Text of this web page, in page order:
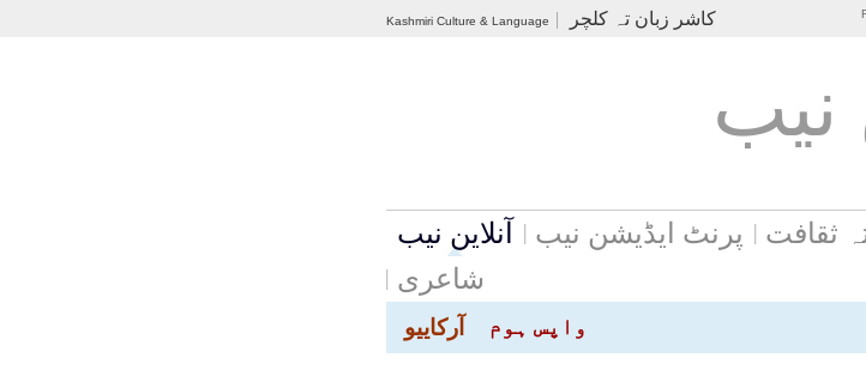
Kashmiri Culture & Language | کاشر زبان تہ کلچر
نيب
آنلاین نیب پرنٹ ایڈیشن نیب ثقافت
شاعری
آرکاییو واپس ہوم